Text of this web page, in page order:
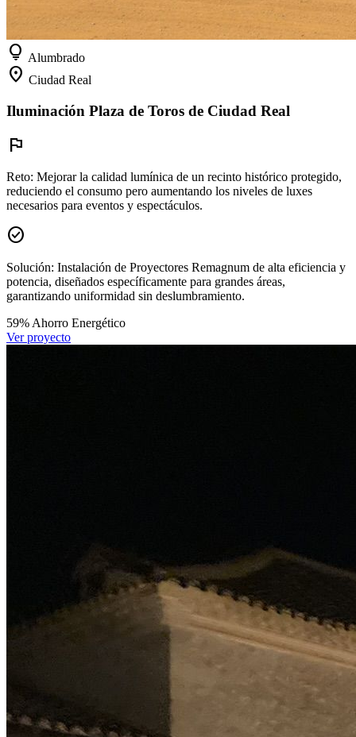
lightbulb Alumbrado
location_on Ciudad Real
Iluminación Plaza de Toros de Ciudad Real
flag
Reto: Mejorar la calidad lumínica de un recinto histórico protegido,
reduciendo el consumo pero aumentando los niveles de luxes
necesarios para eventos y espectáculos.
check_circle
Solución: Instalación de Proyectores Remagnum de alta eficiencia y
potencia, diseñados específicamente para grandes áreas,
garantizando uniformidad sin deslumbramiento.
59% Ahorro Energético
Ver proyecto